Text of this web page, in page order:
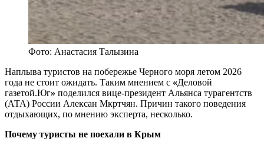
Фото: Анастасия Талызина
Наплыва туристов на побережье Черного моря летом 2026
года не стоит ожидать. Таким мнением с «Деловой
газетой.Юг» поделился вице-президент Альянса турагентств
(АТА) России Алексан Мкртчян. Причин такого поведения
отдыхающих, по мнению эксперта, несколько.
Почему туристы не поехали в Крым